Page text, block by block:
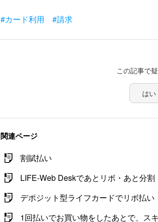
#カード利用 #請求
この記事で
はい
関連ページ
割賦払い
LIFE-Web Deskであとリボ・あと分
デポジット型ライフカードでリボ払
1回払いでお買い物をしたあとで、ス